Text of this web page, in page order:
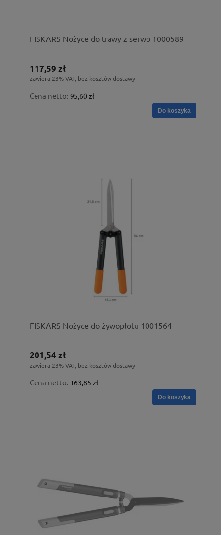
FISKARS Nożyce do trawy z serwo 1000589
117,59 zł
zawiera 23% VAT, bez kosztów dostawy
Cena netto: 95,60 zł
Do koszyka
FISKARS Nożyce do żywopłotu 1001564
201,54 zł
zawiera 23% VAT, bez kosztów dostawy
Cena netto: 163,85 zł
Do koszyka